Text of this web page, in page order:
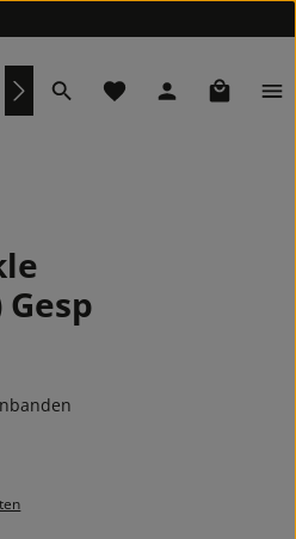
REPARATURSERVICE
Je hebt 0 items op je